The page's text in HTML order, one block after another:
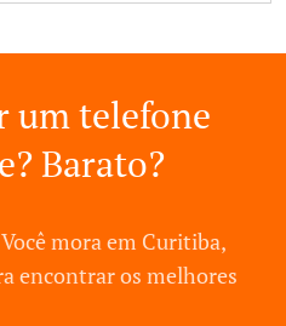
Curitiba. Como
de assistência
cidades,
técnicas
Xiaomi,
seja atendido
e utilizando
um telefone
Barato?
mora em Curitiba,
encontrar os melhores